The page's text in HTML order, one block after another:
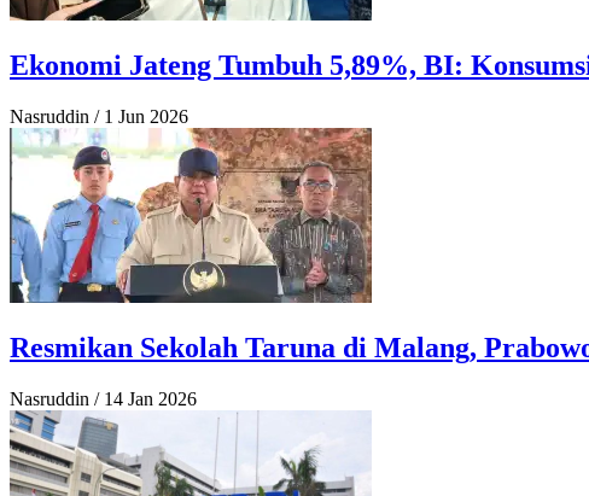
Ekonomi Jateng Tumbuh 5,89%, BI:
Nasruddin / 1 Jun 2026
Resmikan Sekolah Taruna di Malang,
Nasruddin / 14 Jan 2026